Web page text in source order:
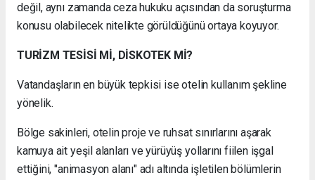
değil, aynı zamanda ceza hukuku açısından da soruşturma
konusu olabilecek nitelikte görüldüğünü ortaya koyuyor.
TURİZM TESİSİ Mİ, DİSKOTEK Mİ?
Vatandaşların en büyük tepkisi ise otelin kullanım şekline
yönelik.
Bölge sakinleri, otelin proje ve ruhsat sınırlarını aşarak
kamuya ait yeşil alanları ve yürüyüş yollarını fiilen işgal
ettiğini, "animasyon alanı" adı altında işletilen bölümlerin